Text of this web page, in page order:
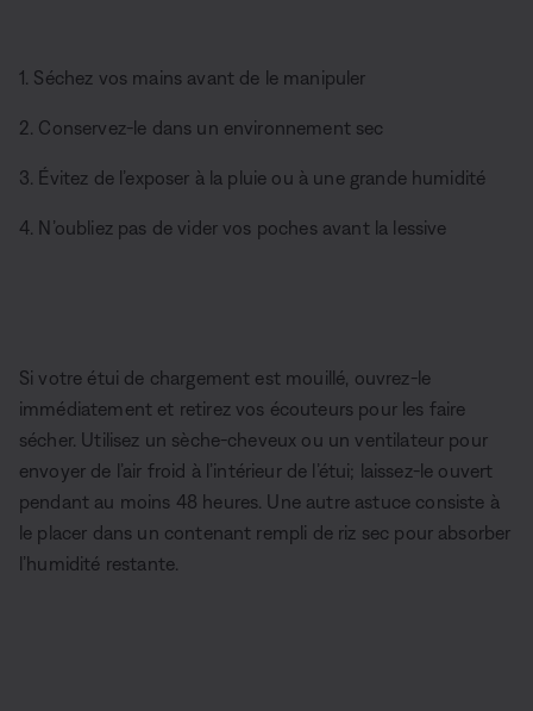
1. Séchez vos mains avant de le manipuler
2. Conservez-le dans un environnement sec
3. Évitez de l’exposer à la pluie ou à une grande humidité
4. N’oubliez pas de vider vos poches avant la lessive
Si votre étui de chargement est mouillé, ouvrez-le
immédiatement et retirez vos écouteurs pour les faire
sécher. Utilisez un sèche-cheveux ou un ventilateur pour
envoyer de l’air froid à l’intérieur de l’étui; laissez-le ouvert
pendant au moins 48 heures. Une autre astuce consiste à
le placer dans un contenant rempli de riz sec pour absorber
l’humidité restante.